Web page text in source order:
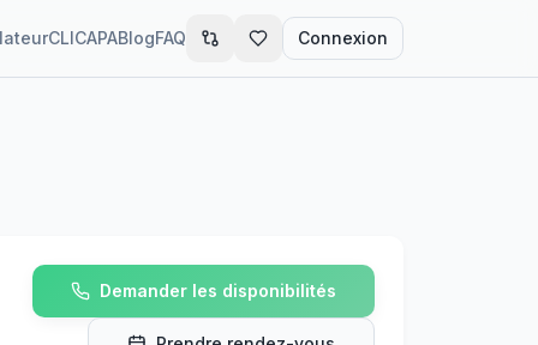
CLICAPABlogFAQ Connexion
Demander les disponibilités